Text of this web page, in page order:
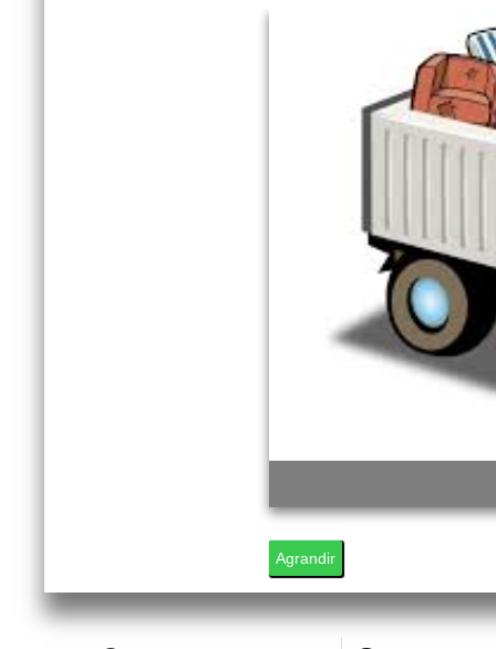
Agrandir